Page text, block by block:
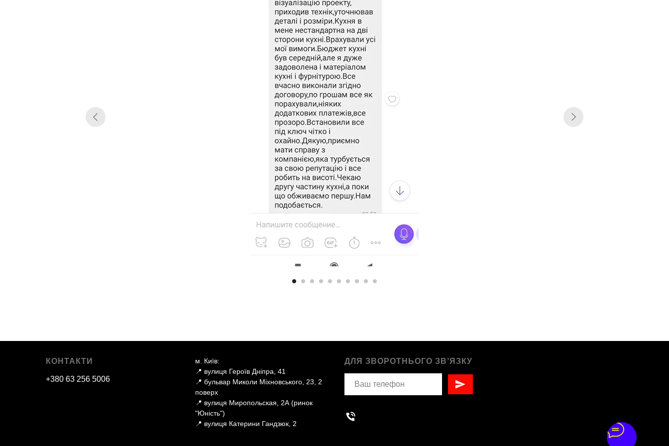
КОНТАКТИ
+380 63 256 5006
м. Київ:
📍 вулиця Героїв Дніпра, 41
📍 бульвар Миколи Міхновського, 23, 2
поверх
📍 вулиця Миропольская, 2А (ринок
"Юність")
📍 вулиця Катерини Гандзюк, 2
ДЛЯ ЗВОРОТНЬОГО ЗВʼЯЗКУ